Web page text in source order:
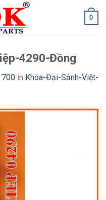
0
4290-Đồng
700 in Khóa-Đại-Sảnh-Việt-